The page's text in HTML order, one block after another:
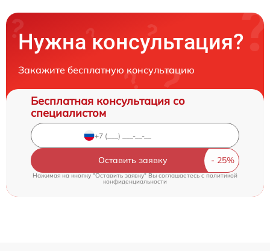
Нужна консультация?
Закажите бесплатную консультацию
Бесплатная консультация со
специалистом
Оставить заявку
Нажимая на кнопку "Оставить заявку" Вы соглашаетесь c политикой
конфиденциальности